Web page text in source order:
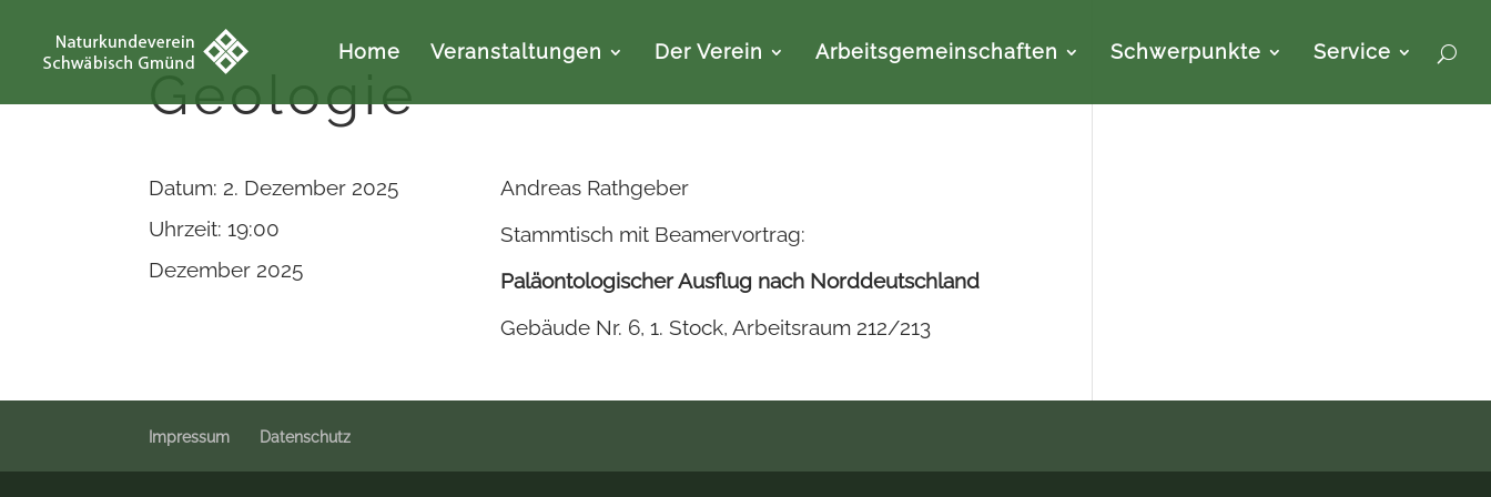
Home Veranstaltungen Der Verein Arbeitsgemeinschaften Schwerpunkte Service
Geologie
Datum: 2. Dezember 2025
Uhrzeit:19:00
Dezember 2025
Andreas Rathgeber
Stammtisch mit Beamervortrag:
Paläontologischer Ausflug nach Norddeutschland
Gebäude Nr. 6, 1. Stock, Arbeitsraum 212/213
Impressum Datenschutz